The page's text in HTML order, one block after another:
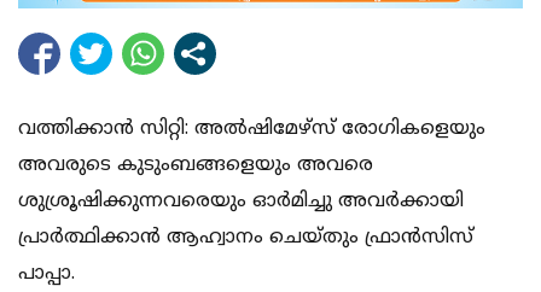
വത്തിക്കാന്‍ സിറ്റി: അല്‍ഷിമേഴ്‌സ് രോഗികളെയും
അവരുടെ കുടുംബങ്ങളെയും അവരെ
ശുശ്രൂഷിക്കുന്നവരെയും ഓര്‍മിച്ചു അവര്‍ക്കായി
പ്രാര്‍ത്ഥിക്കാന്‍ ആഹ്വാനം ചെയ്തും ഫ്രാന്‍സിസ്
പാപ്പാ.